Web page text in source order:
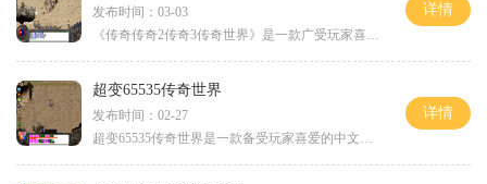
发布时间：03-03
《传奇传奇2传奇3传奇世界》是一款广受玩家喜爱的网络游戏，它以其丰富的游戏内容和刺激的玩法而闻名于世。玩家可以在这个虚拟的游戏世界中扮演不同的角色，体验到各种刺激和冒
详情
超变65535传奇世界
发布时间：02-27
超变65535传奇世界是一款备受玩家喜爱的中文游戏。作为经典传奇系列的续作，超变65535传奇世界以其丰富的玩法和精彩的故事情节深受广大玩家的喜爱。下面将为大家介绍一下这款游戏
详情